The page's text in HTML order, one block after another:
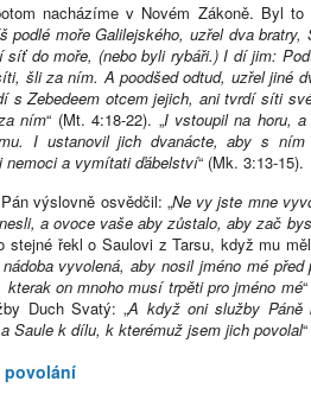
nacházíme v Novém Zákoně. Byl
podlé moře Galilejského, uzřel dva
síť do moře, (nebo byli rybáři.) I dí jim:
šli za ním. A poodšed odtud, uzřel jiné
s Zebedeem otcem jejich, ani tvrdí síti
ním“ (Mt. 4:18-22). „I vstoupil na horu,
I ustanovil jich dvanácte, aby s
nemoci a vymítati ďábelství“ (Mk. 3:13-15).
výslovně osvědčil: „Ne vy jste mne
a ovoce vaše aby zůstalo, aby zač
stejné řekl o Saulovi z Tarsu, když mu
vyvolená, aby nosil jméno mé
kterak on mnoho musí trpěti pro jméno mé
Duch Svatý: „A když oni služby
Saule k dílu, k kterémuž jsem jich povolal
povolání